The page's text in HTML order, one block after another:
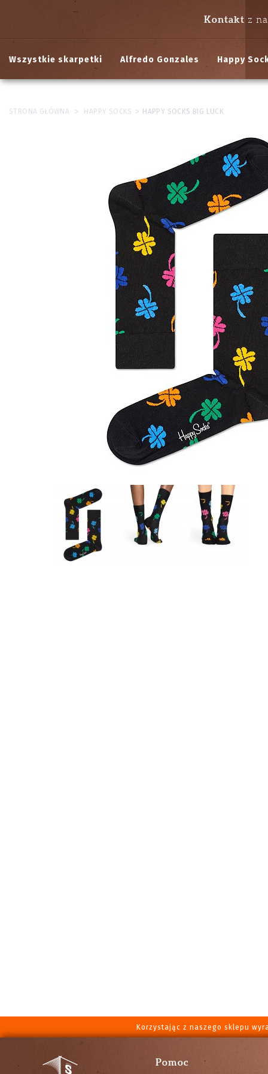
Kontakt z
Wszystkie skarpetki Alfredo Gonzales Happy
STRONA GŁÓWNA > HAPPY SOCKS > HAPPY SOCKS BIG LUCK
Korzystając z naszego sklepu
Pomoc